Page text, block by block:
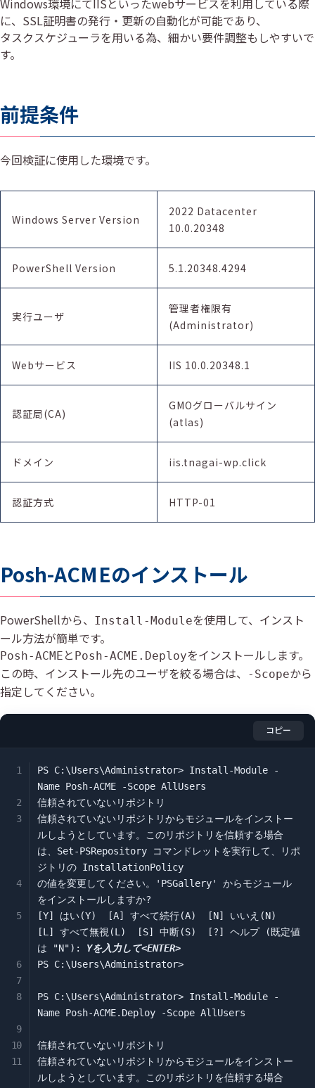
に、SSL証明書の発行・更新の自動化が可能であり、
タスクスケジューラを用いる為、細かい要件調整もしやすいで
す。
前提条件
今回検証に使用した環境です。
Windows Server Version
2022 Datacenter
10.0.20348
PowerShell Version 5.1.20348.4294
実行ユーザ
管理者権限有
(Administrator)
Webサービス IIS 10.0.20348.1
認証局(CA)
GMOグローバルサイン
(atlas)
ドメイン iis.tnagai-wp.click
認証方式 HTTP-01
Posh-ACMEのインストール
PowerShellから、 Install-Moduleを使用して、インスト
ール方法が簡単です。
Posh-ACME と Posh-ACME.Deployをインストールします。
この時、インストール先のユーザを絞る場合は、
-Scopeから
指定してください。
コピー
PS C:\Users\Administrator> Install-Module -
Name Posh-ACME -Scope AllUsers
信頼されていないリポジトリ
信頼されていないリポジトリからモジュールをインストー
ルしようとしています。このリポジトリを信頼する場合
は、Set-PSRepository コマンドレットを実行して、リポ
ジトリの InstallationPolicy
の値を変更してください。'PSGallery' からモジュール
をインストールしますか?
[Y] はい(Y)  [A] すべて続行(A)  [N] いいえ(N)
[L] すべて無視(L)  [S] 中断(S)  [?] ヘルプ (既定値
は "N"): Yを入力して<ENTER>
PS C:\Users\Administrator>
PS C:\Users\Administrator> Install-Module -
Name Posh-ACME.Deploy -Scope AllUsers
信頼されていないリポジトリ
信頼されていないリポジトリからモジュールをインストー
ルしようとしています。このリポジトリを信頼する場合